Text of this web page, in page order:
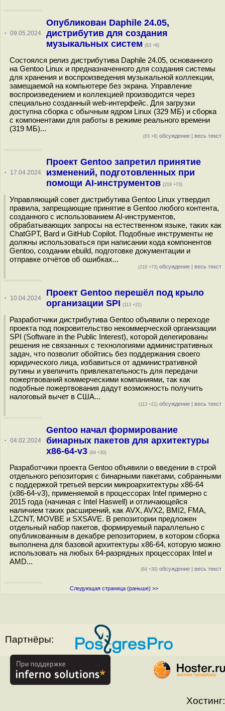
· 09.05.2024
Опубликован Daphile 24.05,
дистрибутив для создания
музыкальных систем (63 +8)
Состоялся релиз дистрибутива Daphile 24.05, основанного
на Gentoo Linux и предназначенного для создания системы
для хранения и воспроизведения музыкальной коллекции,
замещаемой на компьютере без экрана. Управление
воспроизведением и коллекцией производится через
специально созданный web-интерфейс. Для загрузки
доступна сборка с обычным ядром Linux (329 МБ) и сборка
с компонентами для работы в режиме реального времени
(319 МБ)...
(63 +8) обсуждение | весь текст
· 17.04.2024
Проект Gentoo запретил принятие
изменений, подготовленных при
помощи AI-инструментов (219 +73)
Управляющий совет дистрибутива Gentoo Linux утвердил
правила, запрещающие принятие в Gentoo любого контента,
созданного с использованием AI-инструментов,
обрабатывающих запросы на естественном языке, таких как
ChatGPT, Bard и GitHub Copilot. Подобные инструменты не
должны использоваться при написании кода компонентов
Gentoo, создании ebuild, подготовке документации и
отправке отчётов об ошибках...
(219 +73) обсуждение | весь текст
· 10.04.2024
Проект Gentoo перешёл под крыло
организации SPI (113 +21)
Разработчики дистрибутива Gentoo объявили о переходе
проекта под покровительство некоммерческой организации
SPI (Software in the Public Interest), которой делегированы
решения не связанных с технологиями административных
задач, что позволит обойтись без поддержания своего
юридического лица, избавиться от административной
рутины и увеличить привлекательность для передачи
пожертвований коммерческими компаниями, так как
подобные пожертвования дадут возможность получить
налоговый вычет в США...
(113 +21) обсуждение | весь текст
· 04.02.2024
Gentoo начал формирование
бинарных пакетов для архитектуры
x86-64-v3 (64 +30)
Разработчики проекта Gentoo объявили о введении в строй
отдельного репозитория с бинарными пакетами, собранными
с поддержкой третьей версии микроархитектуры x86-64
(x86-64-v3), применяемой в процессорах Intel примерно с
2015 года (начиная с Intel Haswell) и отличающейся
наличием таких расширений, как AVX, AVX2, BMI2, FMA,
LZCNT, MOVBE и SXSAVE. В репозитории предложен
отдельный набор пакетов, формируемый параллельно с
опубликованным в декабре репозиторием, в котором сборка
выполнена для базовой архитектуры x86-64, которую можно
использовать на любых 64-разрядных процессорах Intel и
AMD...
(64 +30) обсуждение | весь текст
Следующая страница (раньше) >>
Партнёры:
Хостинг: